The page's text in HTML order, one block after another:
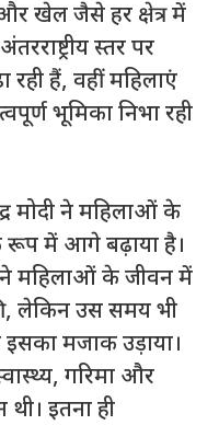
और खेल जैसे हर क्षेत्र में
स्तर पर
हैं, वहीं महिलाएं
भूमिका निभा रही
मोदी ने महिलाओं के
में आगे बढ़ाया है।
महिलाओं के जीवन में
लेकिन उस समय भी
मजाक उड़ाया।
गरिमा और
थी। इतना ही